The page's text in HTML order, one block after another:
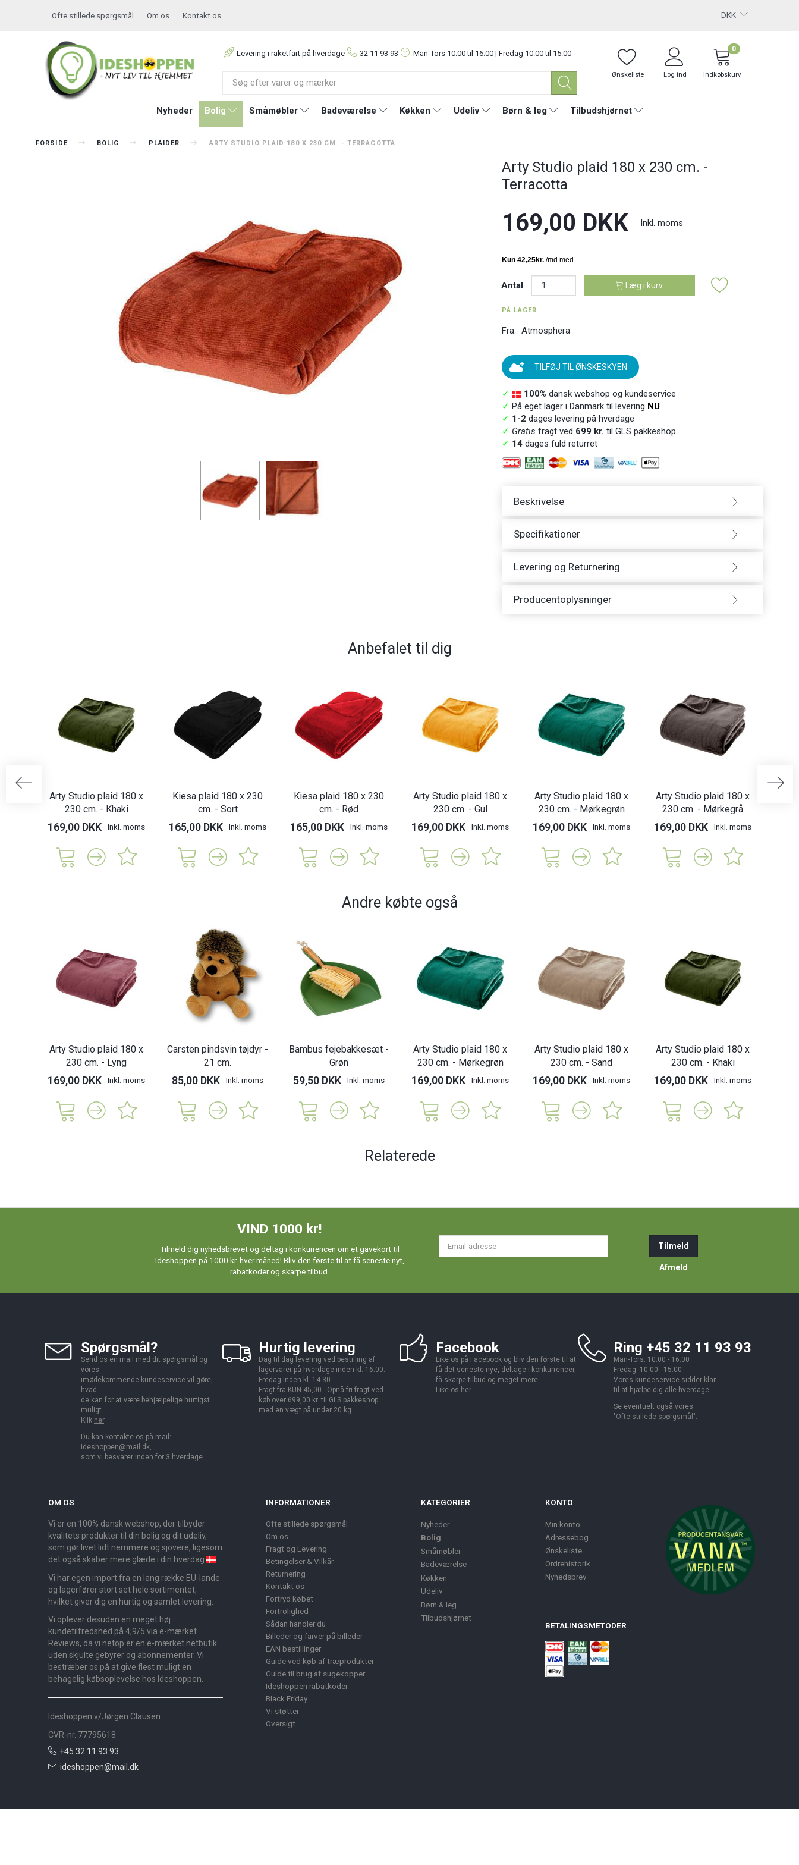
DKK
Ofte stillede spørgsmål Om os Kontakt os
Levering i raketfart på hverdage 32 11 93 93 Man-Tors 10.00 til 16.00 | Fredag 10.00 til 15.00
Ønskeliste Log ind Indkøbskurv
0
Nyheder Bolig Småmøbler Badeværelse Køkken Udeliv Børn & leg Tilbudshjørnet
FORSIDE BOLIG PLAIDER ARTY STUDIO PLAID 180 X 230 CM. - TERRACOTTA
Arty Studio plaid 180 x 230 cm. -
Terracotta
169,00 DKK Inkl. moms
Antal Læg i kurv
PÅ LAGER
Fra: Atmosphera
TILFØJ TIL ØNSKESKYEN
✓ 100% dansk webshop og kundeservice
✓ På eget lager i Danmark til levering NU
✓ 1-2 dages levering på hverdage
✓ Gratis fragt ved 699 kr. til GLS pakkeshop
✓ 14dages fuld returret
Beskrivelse
Specifikationer
Levering og Returnering
Producentoplysninger
Anbefalet til dig
Arty Studio plaid 180 x
230 cm. - Khaki
169,00 DKK Inkl. moms
Kiesa plaid 180 x 230
cm. - Sort
165,00 DKK Inkl. moms
Kiesa plaid 180 x 230
cm. - Rød
165,00 DKK Inkl. moms
Arty Studio plaid 180 x
230 cm. - Gul
169,00 DKK Inkl. moms
Arty Studio plaid 180 x
230 cm. - Mørkegrøn
169,00 DKK Inkl. moms
Arty Studio plaid 180 x
230 cm. - Mørkegrå
169,00 DKK Inkl. moms
Andre købte også
Arty Studio plaid 180 x
230 cm. - Lyng
169,00 DKK Inkl. moms
Carsten pindsvin tøjdyr -
21 cm.
85,00 DKK Inkl. moms
Bambus fejebakkesæt -
Grøn
59,50 DKK Inkl. moms
Arty Studio plaid 180 x
230 cm. - Mørkegrøn
169,00 DKK Inkl. moms
Arty Studio plaid 180 x
230 cm. - Sand
169,00 DKK Inkl. moms
Arty Studio plaid 180 x
230 cm. - Khaki
169,00 DKK Inkl. moms
Relaterede
VIND 1000 kr!
Tilmeld dig nyhedsbrevet og deltag i konkurrencen om et gavekort til
Ideshoppen på 1000 kr. hver måned! Bliv den første til at få seneste nyt,
rabatkoder og skarpe tilbud.
Tilmeld
Afmeld
Spørgsmål?
Send os en mail med dit spørgsmål og
vores
imødekommende kundeservice vil gøre,
hvad
de kan for at være behjælpelige hurtigst
muligt.
Klik her.
Du kan kontakte os på mail:
ideshoppen@mail.dk,
som vi besvarer inden for 3 hverdage.
Hurtig levering
Dag til dag levering ved bestilling af
lagervarer på hverdage inden kl. 16.00.
Fredag inden kl. 14.30.
Fragt fra KUN 45,00 - Opnå fri fragt ved
køb over 699,00 kr. til GLS pakkeshop
med en vægt på under 20 kg.
Facebook
Like os på Facebook og bliv den første til at
få det seneste nye, deltage i konkurrencer,
få skarpe tilbud og meget mere.
Like os her.
Ring +45 32 11 93 93
Man-Tors: 10.00 - 16.00
Fredag: 10.00 - 15.00
Vores kundeservice sidder klar
til at hjælpe dig alle hverdage.
Se eventuelt også vores
"Ofte stillede spørgsmål ".
OM OS
Vi er en 100% dansk webshop, der tilbyder
kvalitets produkter til din bolig og dit udeliv,
som gør livet lidt nemmere og sjovere, ligesom
det også skaber mere glæde i din hverdag
Vi har egen import fra en lang række EU-lande
og lagerfører stort set hele sortimentet,
hvilket giver dig en hurtig og samlet levering.
Vi oplever desuden en meget høj
kundetilfredshed på 4,9/5 via e-mærket
Reviews, da vi netop er en e-mærket netbutik
uden skjulte gebyrer og abonnementer. Vi
bestræber os på at give flest muligt en
behagelig købsoplevelse hos Ideshoppen.
Ideshoppen v/Jørgen Clausen
CVR-nr. 77795618
+45 32 11 93 93
ideshoppen@mail.dk
INFORMATIONER
Ofte stillede spørgsmål
Om os
Fragt og Levering
Betingelser & Vilkår
Returnering
Kontakt os
Fortryd købet
Fortrolighed
Sådan handler du
Billeder og farver på billeder
EAN bestillinger
Guide ved køb af træprodukter
Guide til brug af sugekopper
Ideshoppen rabatkoder
Black Friday
Vi støtter
Oversigt
KATEGORIER
Nyheder
Bolig
Småmøbler
Badeværelse
Køkken
Udeliv
Børn & leg
Tilbudshjørnet
KONTO
Min konto
Adressebog
Ønskeliste
Ordrehistorik
Nyhedsbrev
BETALINGSMETODER